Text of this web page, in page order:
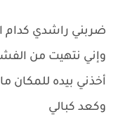
ضربني راشدي كدام
وإني نتهيت من
أخذني بيده للمكان
وكعد كبالي